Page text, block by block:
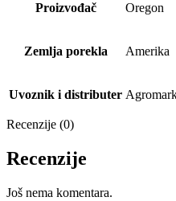
Proizvođač Oregon
Zemlja porekla Amerika
Uvoznik i distributer
Recenzije (0)
Recenzije
Još nema komentara.